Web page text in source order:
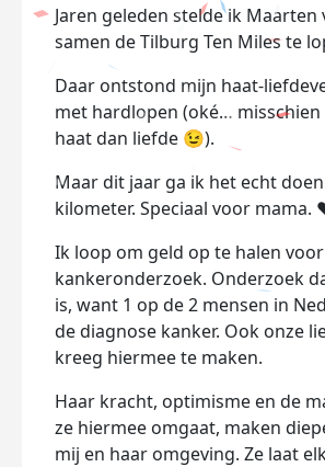
Jaren geleden stelde ik Maarten
samen de Tilburg Ten Miles te
Daar ontstond mijn haat-
met hardlopen (oké…
haat dan liefde 😉).
Maar dit jaar ga ik het echt
kilometer. Speciaal voor mama.
Ik loop om geld op te halen voor
kankeronderzoek. Onderzoek
is, want 1 op de 2 mensen in
de diagnose kanker. Ook onze
kreeg hiermee te maken.
Haar kracht, optimisme en de
ze hiermee omgaat, maken
mij en haar omgeving. Ze laat